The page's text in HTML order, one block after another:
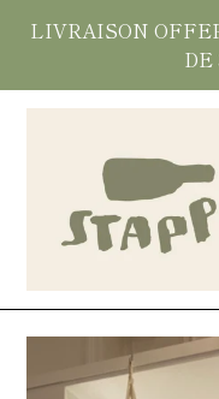
LIVRAISON
DE